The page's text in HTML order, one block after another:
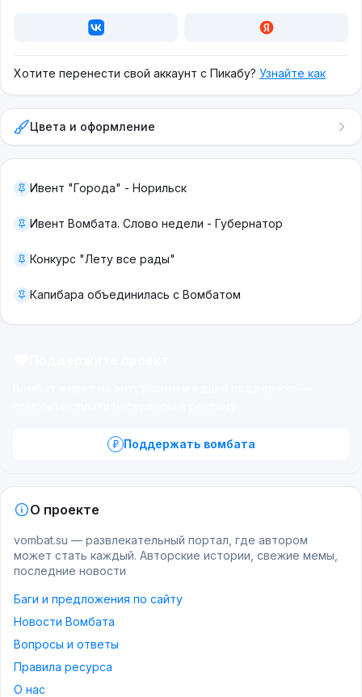
Хотите перенести свой аккаунт с Пикабу? Узнайте как
Цвета и оформление
Ивент "Города" - Норильск
Ивент Вомбата. Слово недели - Губернатор
Конкурс "Лету все рады"
Капибара объединилась с Вомбатом
Поддержать вомбата
О проекте
vombat.su — развлекательный портал, где автором
может стать каждый. Авторские истории, свежие мемы,
последние новости
Баги и предложения по сайту
Новости Вомбата
Вопросы и ответы
Правила ресурса
О нас